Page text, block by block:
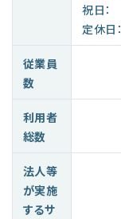
祝日：
定休日：
従業員
数
利用者
総数
法人等
が実施
するサ